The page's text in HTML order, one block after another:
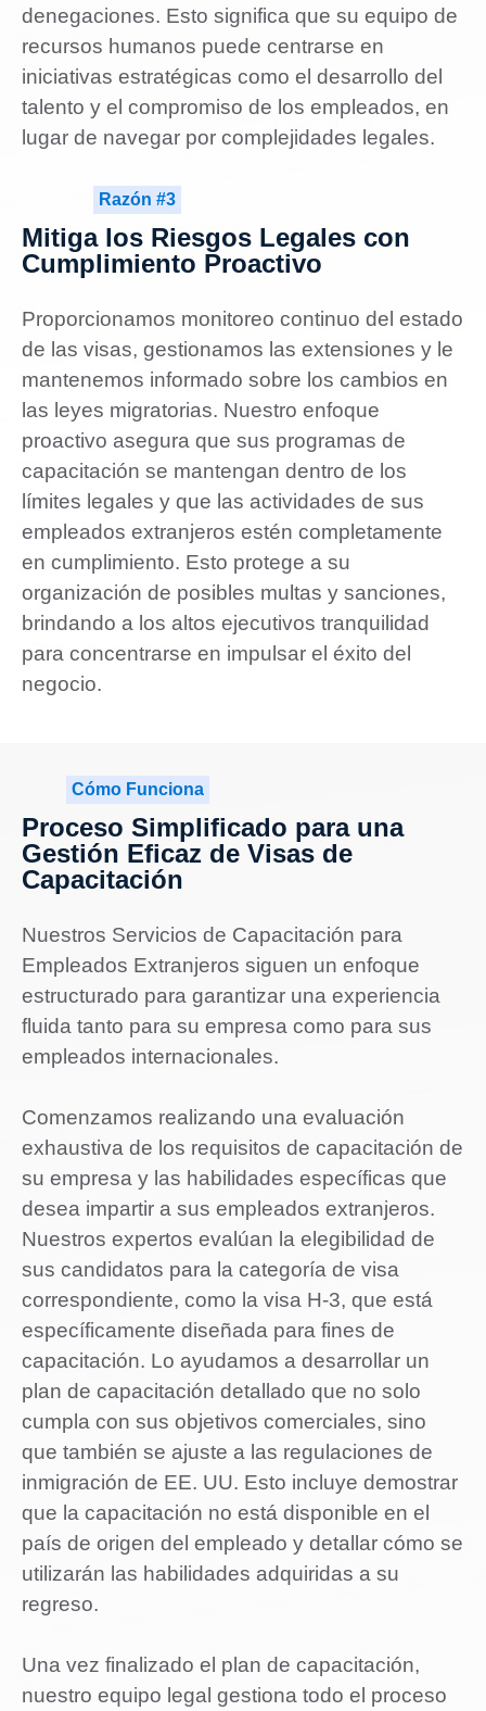
denegaciones. Esto significa que su equipo de
recursos humanos puede centrarse en
iniciativas estratégicas como el desarrollo del
talento y el compromiso de los empleados, en
lugar de navegar por complejidades legales.
Razón #3
Mitiga los Riesgos Legales con
Cumplimiento Proactivo
Proporcionamos monitoreo continuo del estado
de las visas, gestionamos las extensiones y le
mantenemos informado sobre los cambios en
las leyes migratorias. Nuestro enfoque
proactivo asegura que sus programas de
capacitación se mantengan dentro de los
límites legales y que las actividades de sus
empleados extranjeros estén completamente
en cumplimiento. Esto protege a su
organización de posibles multas y sanciones,
brindando a los altos ejecutivos tranquilidad
para concentrarse en impulsar el éxito del
negocio.
Cómo Funciona
Proceso Simplificado para una
Gestión Eficaz de Visas de
Capacitación
Nuestros Servicios de Capacitación para
Empleados Extranjeros siguen un enfoque
estructurado para garantizar una experiencia
fluida tanto para su empresa como para sus
empleados internacionales.
Comenzamos realizando una evaluación
exhaustiva de los requisitos de capacitación de
su empresa y las habilidades específicas que
desea impartir a sus empleados extranjeros.
Nuestros expertos evalúan la elegibilidad de
sus candidatos para la categoría de visa
correspondiente, como la visa H-3, que está
específicamente diseñada para fines de
capacitación. Lo ayudamos a desarrollar un
plan de capacitación detallado que no solo
cumpla con sus objetivos comerciales, sino
que también se ajuste a las regulaciones de
inmigración de EE. UU. Esto incluye demostrar
que la capacitación no está disponible en el
país de origen del empleado y detallar cómo se
utilizarán las habilidades adquiridas a su
regreso.
Una vez finalizado el plan de capacitación,
nuestro equipo legal gestiona todo el proceso